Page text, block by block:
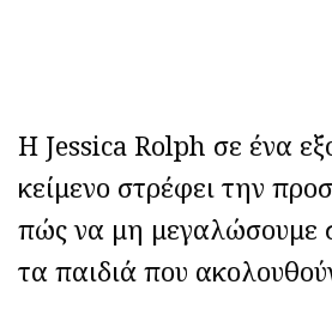
Η Jessica Rolph σε ένα
κείμενο στρέφει την
πώς να μη μεγαλώσουμε
τα παιδιά που